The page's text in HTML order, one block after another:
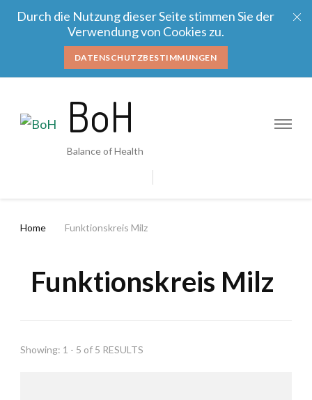
Durch die Nutzung dieser Seite stimmen Sie der
Verwendung von Cookies zu.
DATENSCHUTZBESTIMMUNGEN
BoH
Balance of Health
Home Funktionskreis Milz
Funktionskreis Milz
Showing: 1 - 5 of 5 RESULTS